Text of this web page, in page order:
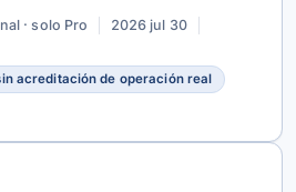
no existió hecho base para
renta del
artículo 70 LIR
, y las
de falta de causa y
· solo Pro
2026 jul 30
acreditación de operación real